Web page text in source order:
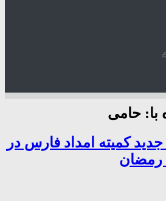
حامی
حامی جدید کمیته امداد فارس در